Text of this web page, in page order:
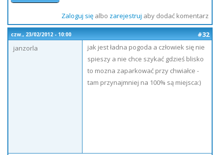
Zaloguj sięalbo zarejestruj aby dodać komentarz
czw., 23/02/2012 - 10:00
#32
janzorla
jak jest ładna pogoda a człowiek się nie
spieszy a nie chce szykać gdzieś blisko
to mozna zaparkować przy chwiałce -
tam przynajmniej na 100% są miejsca:)